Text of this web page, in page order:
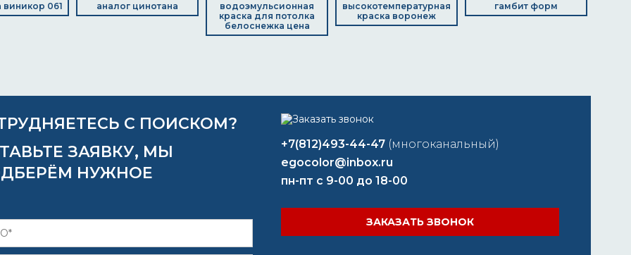
виникор 061 аналог цинотана
водоэмульсионная
краска для потолка
белоснежка цена
высокотемпературная
краска воронеж
гамбит форм
С ПОИСКОМ?
ЗАЯВКУ, МЫ
НУЖНОЕ
+7(812)493-44-47 (многоканальный)
egocolor@inbox.ru
пн-пт с 9-00 до 18-00
ЗАКАЗАТЬ ЗВОНОК